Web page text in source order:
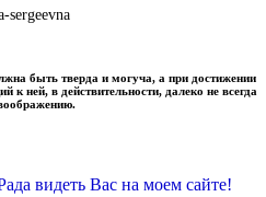
sergeevna
быть тверда и могуча, а при достижении
к ней, в действительности, далеко не всегда
видеть Вас на моем сайте!